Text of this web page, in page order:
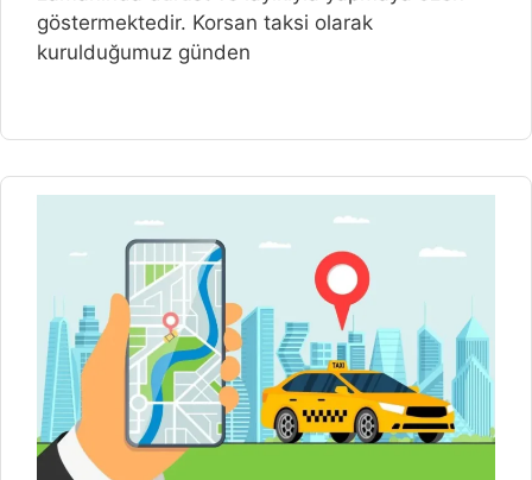
göstermektedir. Korsan taksi olarak
kurulduğumuz günden